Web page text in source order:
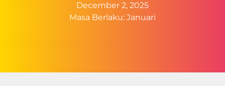
December 2, 2025
Masa Berlaku: Januari